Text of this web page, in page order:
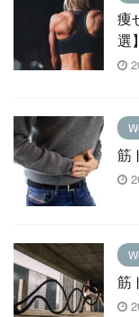
痩
選】
筋
筋